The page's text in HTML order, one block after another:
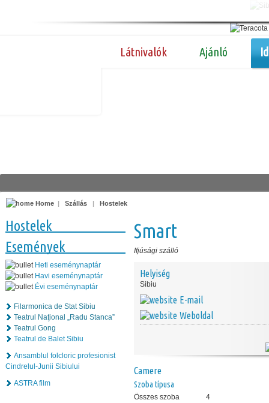
Látnivalók Ajánló
Home | Szállás | Hostelek
Hostelek
Események
Heti eseménynaptár
Havi eseménynaptár
Évi eseménynaptár
Filarmonica de Stat Sibiu
Teatrul Naţional „Radu Stanca”
Teatrul Gong
Teatrul de Balet Sibiu
Ansamblul folcloric profesionist
Cindrelul-Junii Sibiului
ASTRA film
Smart
Ifjúsági szálló
Helyiség
Sibiu
E-mail
Weboldal
Camere
Szoba típusa
Összes szoba
4